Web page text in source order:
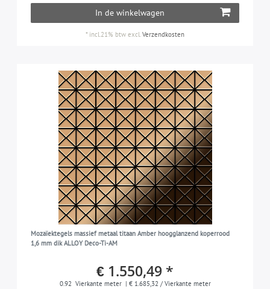
In de winkelwagen
* incl.21% btw excl.Verzendkosten
Mozaïektegels massief metaal titaan Amber hoogglanzend koperrood
1,6 mm dik ALLOY Deco-Ti-AM
€ 1.550,49 *
0.92 Vierkante meter | € 1.685,32 / Vierkante meter